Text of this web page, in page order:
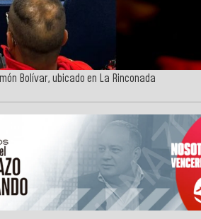
Bolívar, ubicado en La Rinconada